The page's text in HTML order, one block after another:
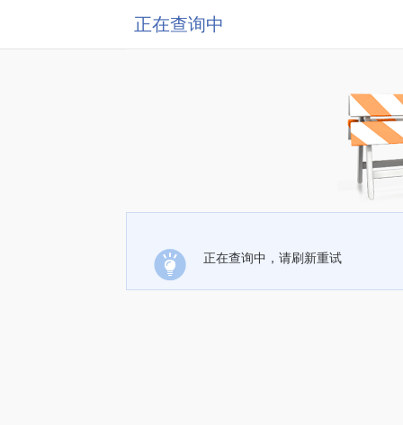
正在查询中
正在查询中，请刷新重试